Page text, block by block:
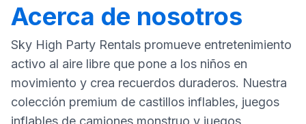
Acerca de nosotros
Sky High Party Rentals promueve entretenimiento
activo al aire libre que pone a los niños en
movimiento y crea recuerdos duraderos. Nuestra
colección premium de castillos inflables, juegos
inflables de camiones monstruo y juegos